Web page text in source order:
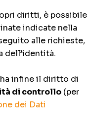
diritti, è possibile
indicate nella
alle richieste,
dell’identità.
infine il diritto di
di controllo (per
dei Dati